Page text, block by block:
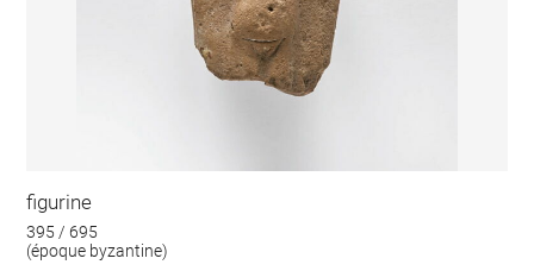
figurine
395 / 695
(époque byzantine)